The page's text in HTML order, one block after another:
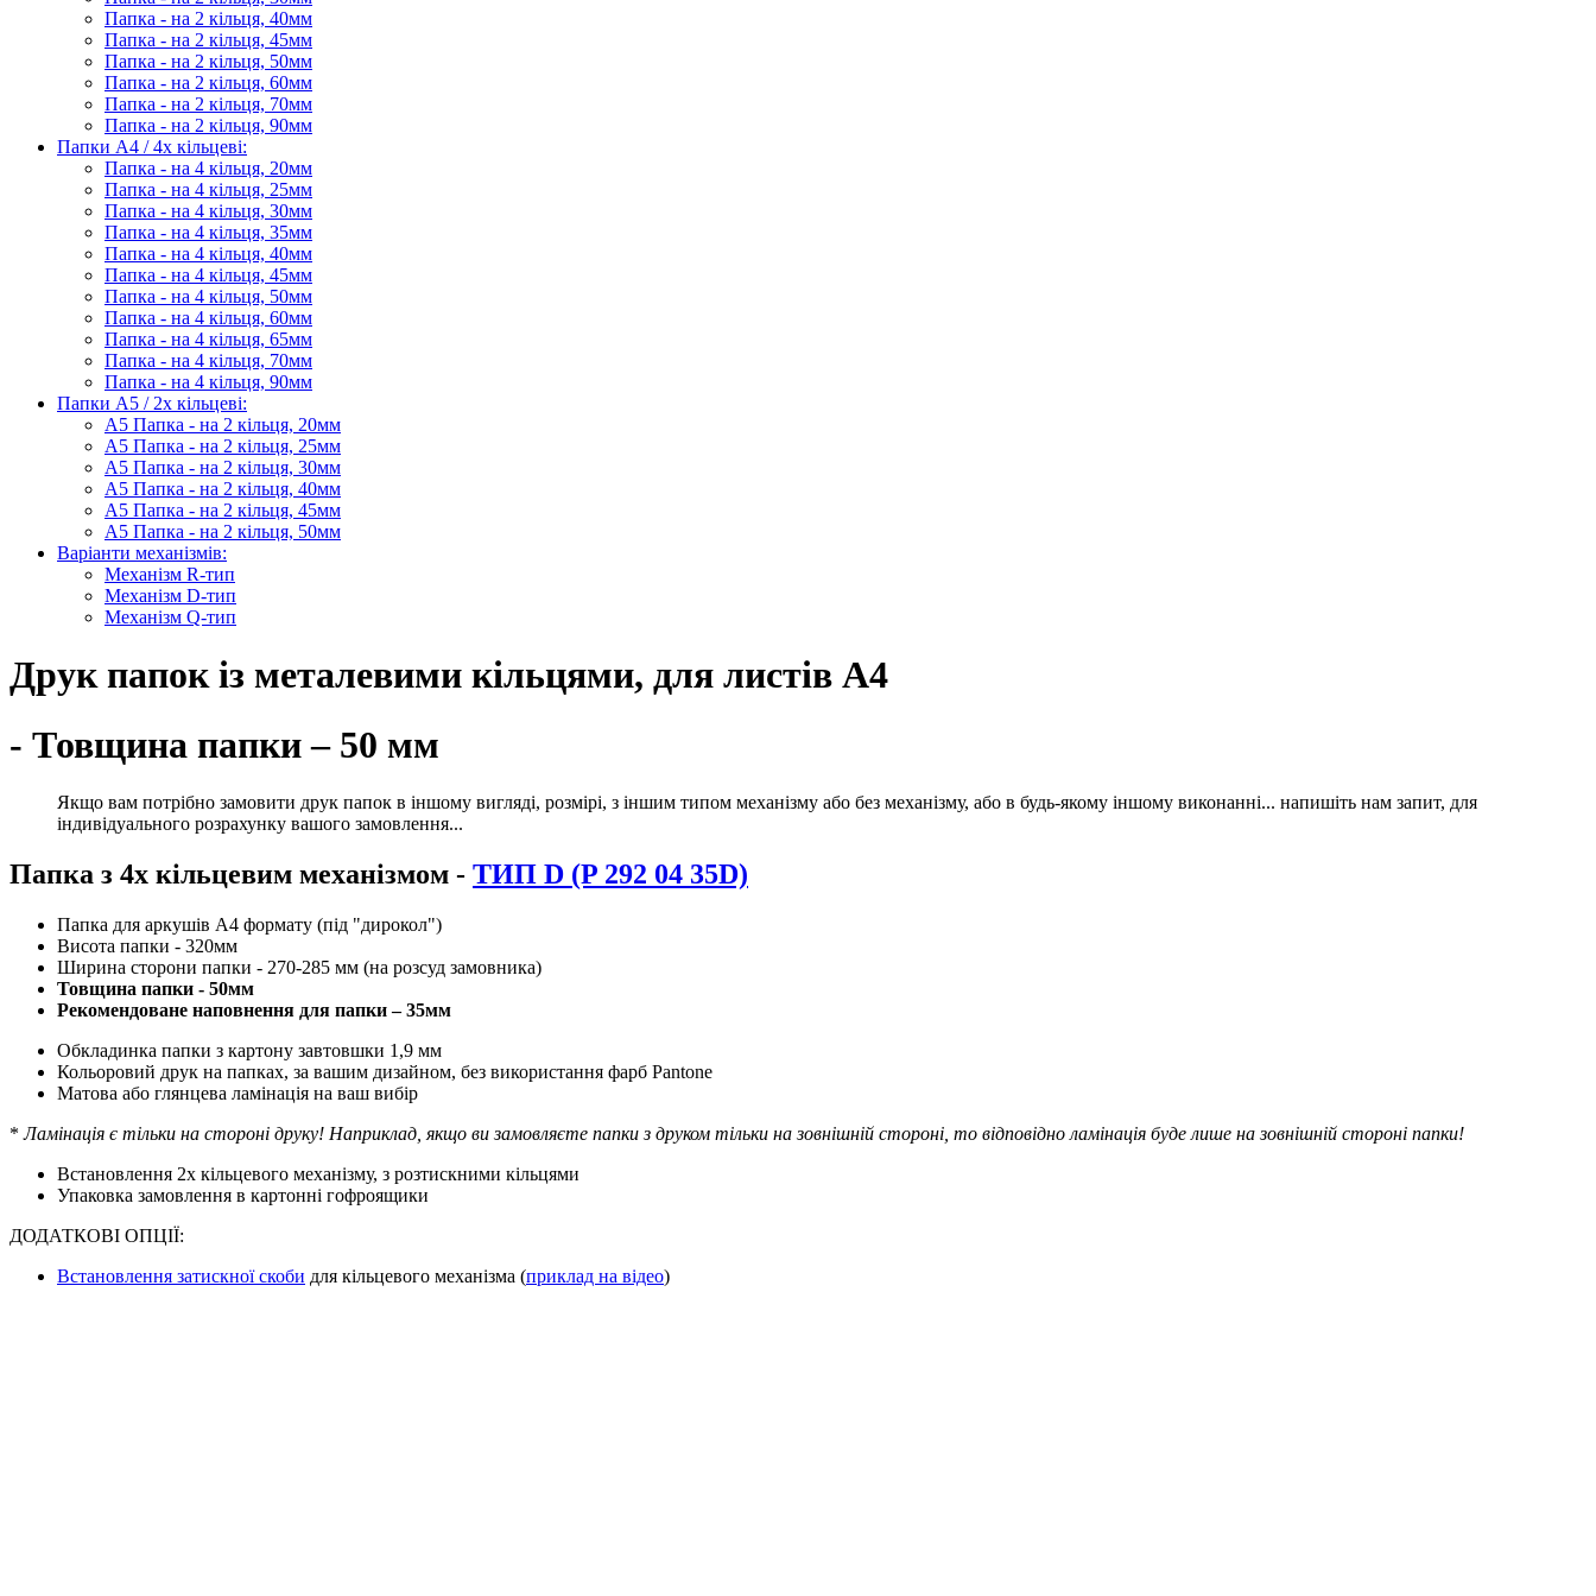
Папка - на 2 кільця, 40мм
Папка - на 2 кільця, 45мм
Папка - на 2 кільця, 50мм
Папка - на 2 кільця, 60мм
Папка - на 2 кільця, 70мм
Папка - на 2 кільця, 90мм
Папки А4 / 4х кільцеві:
Папка - на 4 кільця, 20мм
Папка - на 4 кільця, 25мм
Папка - на 4 кільця, 30мм
Папка - на 4 кільця, 35мм
Папка - на 4 кільця, 40мм
Папка - на 4 кільця, 45мм
Папка - на 4 кільця, 50мм
Папка - на 4 кільця, 60мм
Папка - на 4 кільця, 65мм
Папка - на 4 кільця, 70мм
Папка - на 4 кільця, 90мм
Папки А5 / 2х кільцеві:
А5 Папка - на 2 кільця, 20мм
А5 Папка - на 2 кільця, 25мм
А5 Папка - на 2 кільця, 30мм
А5 Папка - на 2 кільця, 40мм
А5 Папка - на 2 кільця, 45мм
А5 Папка - на 2 кільця, 50мм
Варіанти механізмів:
Механізм R-тип
Механізм D-тип
Механізм Q-тип
Друк папок із металевими кільцями, для листів А4
- Товщина папки – 50 мм
Якщо вам потрібно замовити друк папок в іншому вигляді, розмірі, з іншим типом механізму або без механізму, або в будь-якому іншому виконанні... напишіть нам запит, для
індивідуального розрахунку вашого замовлення...
Папка з 4х кільцевим механізмом - ТИП D (P 292 04 35D)
Папка для аркушів А4 формату (під "дирокол")
Висота папки - 320мм
Ширина сторони папки - 270-285 мм (на розсуд замовника)
Товщина папки - 50мм
Рекомендоване наповнення для папки – 35мм
Обкладинка папки з картону завтовшки 1,9 мм
Кольоровий друк на папках, за вашим дизайном, без використання фарб Pantone
Матова або глянцева ламінація на ваш вибір
*Ламінація є тільки на стороні друку! Наприклад, якщо ви замовляєте папки з друком тільки на зовнішній стороні, то відповідно ламінація буде лише на зовнішній стороні папки!
Встановлення 2х кільцевого механізму, з розтискними кільцями
Упаковка замовлення в картонні гофроящики
ДОДАТКОВІ ОПЦІЇ:
Встановлення затискної скоби для кільцевого механізма (приклад на відео)